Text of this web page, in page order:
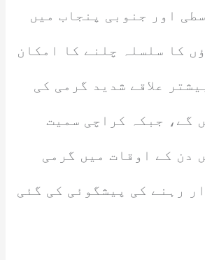
اور جنوبی پنجاب میں
کا سلسلہ چلنے کا امکان
علاقے شدید گرمی کی
گے، جبکہ کراچی سمیت
دن کے اوقات میں گرمی
رہنے کی پیشگوئی کی گئی